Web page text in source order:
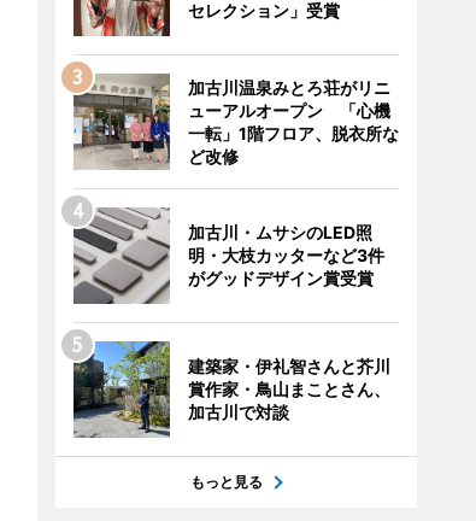
セレクション」受賞
加古川温泉みとろ荘がリニ
ューアルオープン 「心機
一転」1階フロア、脱衣所な
ど改修
加古川・ムサシのLED照
明・大枝カッターなど3件
がグッドデザイン賞受賞
建築家・伊礼智さんと芥川
賞作家・鳥山まことさん、
加古川で対談
もっと見る